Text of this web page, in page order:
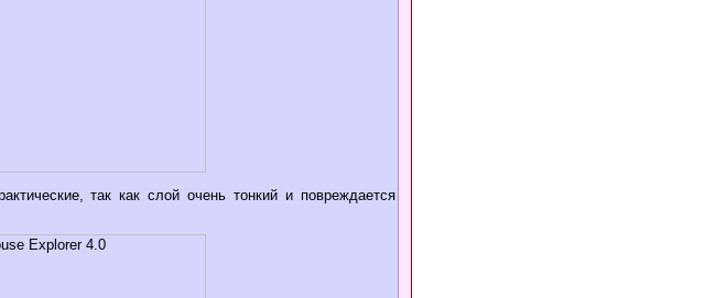
так как слой очень тонкий и повреждается